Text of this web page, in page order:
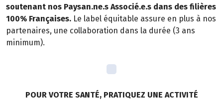
soutenant nos Paysan.ne.s Associé.e.s dans des filières
100% Françaises. Le label équitable assure en plus à nos
partenaires, une collaboration dans la durée (3 ans
minimum).
POUR VOTRE SANTÉ, PRATIQUEZ UNE ACTIVITÉ